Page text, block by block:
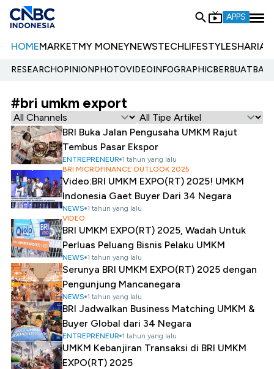
APPS
HOMEMARKETMY MONEYNEWSTECHLIFESTYLESHARIA
RESEARCHOPINIONPHOTOVIDEOINFOGRAPHIC
#bri umkm export
BRI Buka Jalan Pengusaha UMKM Rajut
Tembus Pasar Ekspor
ENTREPRENEUR 1 tahun yang lalu
BRI MICROFINANCE OUTLOOK 2025
Video:BRI UMKM EXPO(RT) 2025! UMKM
Indonesia Gaet Buyer Dari 34 Negara
NEWS 1 tahun yang lalu
VIDEO
BRI UMKM EXPO(RT) 2025, Wadah Untuk
Perluas Peluang Bisnis Pelaku UMKM
NEWS 1 tahun yang lalu
Serunya BRI UMKM EXPO(RT) 2025 dengan
Pengunjung Mancanegara
NEWS 1 tahun yang lalu
BRI Jadwalkan Business Matching UMKM &
Buyer Global dari 34 Negara
ENTREPRENEUR 1 tahun yang lalu
UMKM Kebanjiran Transaksi di BRI UMKM
EXPO(RT) 2025